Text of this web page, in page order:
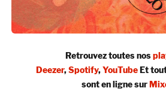
Retrouvez toutes nos
Deezer,Spotify,YouTubeEt
sont en ligne sur